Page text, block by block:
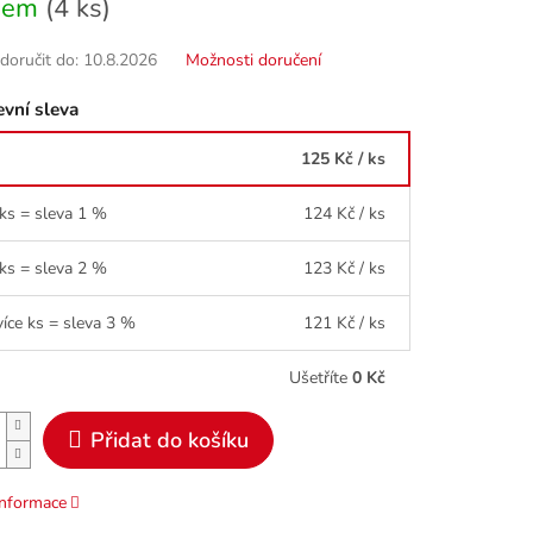
(4 ks)
do: 10.8.2026 Možnosti doručení
sleva
125 Kč / ks
= sleva 1 % 124 Kč / ks
= sleva 2 % 123 Kč / ks
ks = sleva 3 % 121 Kč / ks
Ušetříte 0 Kč
Přidat do košíku